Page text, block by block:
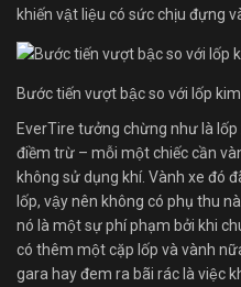
khiến vật liệu có sức chịu đựng
Bước tiến vượt bậc so với lốp
EverTire tưởng chừng như là
điềm trừ – mỗi một chiếc cần
không sử dụng khí. Vành xe đó
lốp, vậy nên không có phụ thu
nó là một sự phí phạm bởi khi
có thêm một cặp lốp và vành
gara hay đem ra bãi rác là việc